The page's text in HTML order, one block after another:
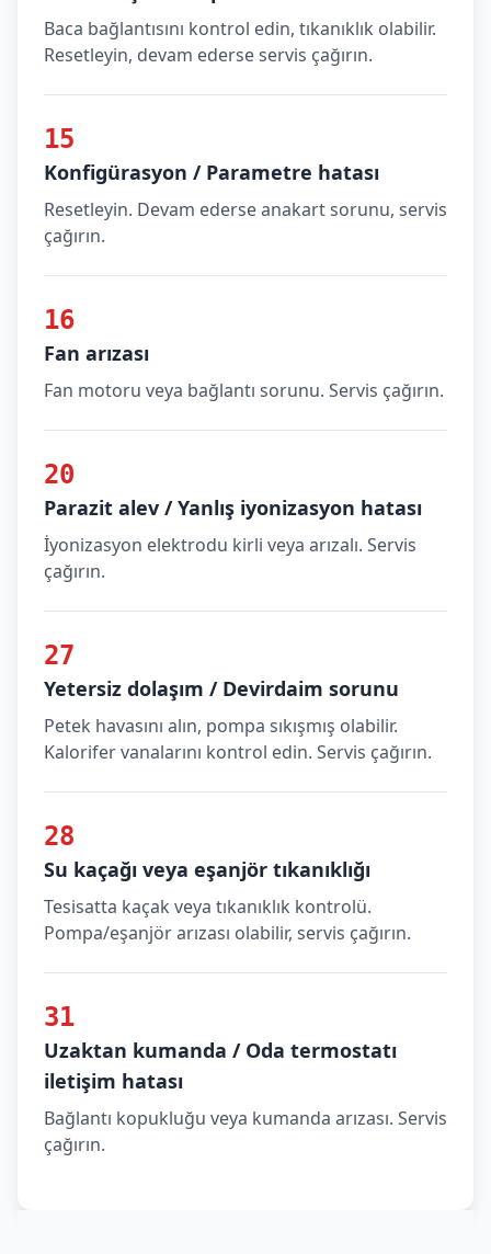
Baca bağlantısını kontrol edin, tıkanıklık olabilir.
Resetleyin, devam ederse servis çağırın.
15
Konfigürasyon / Parametre hatası
Resetleyin. Devam ederse anakart sorunu, servis
çağırın.
16
Fan arızası
Fan motoru veya bağlantı sorunu. Servis çağırın.
20
Parazit alev / Yanlış iyonizasyon hatası
İyonizasyon elektrodu kirli veya arızalı. Servis
çağırın.
27
Yetersiz dolaşım / Devirdaim sorunu
Petek havasını alın, pompa sıkışmış olabilir.
Kalorifer vanalarını kontrol edin. Servis çağırın.
28
Su kaçağı veya eşanjör tıkanıklığı
Tesisatta kaçak veya tıkanıklık kontrolü.
Pompa/eşanjör arızası olabilir, servis çağırın.
31
Uzaktan kumanda / Oda termostatı
iletişim hatası
Bağlantı kopukluğu veya kumanda arızası. Servis
çağırın.